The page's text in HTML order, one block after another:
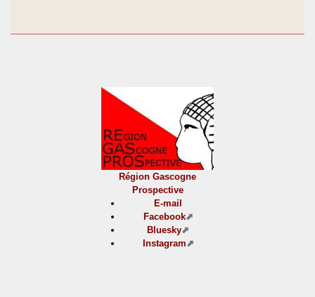
Région Gascogne
Prospective
E-mail
Facebook
Bluesky
Instagram